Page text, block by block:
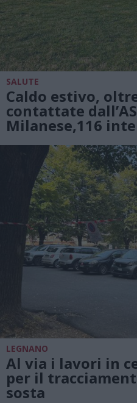
SALUTE
Caldo estivo,
contattate
Milanese,116
LEGNANO
Al via i lavori in
per il
sosta